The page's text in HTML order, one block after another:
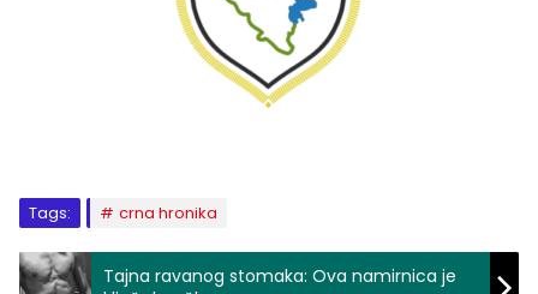
Tags: crna hronika
Tajna ravanog stomaka: Ova namirnica je